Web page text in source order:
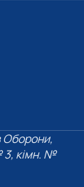
Оборони,
3, кімн. №